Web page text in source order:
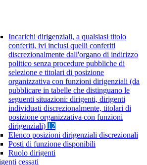
Incarichi dirigenziali, a qualsiasi titolo
conferiti, ivi inclusi quelli conferiti
discrezionalmente dall'organo di indirizzo
politico senza procedure pubbliche di
selezione e titolari di posizione
organizzativa con funzioni dirigenziali (da
pubblicare in tabelle che distinguano le
seguenti situazioni: dirigenti, dirigenti
individuati discrezionalmente, titolari di
posizione organizzativa con funzioni
dirigenziali) 12
Elenco posizioni dirigenziali discrezionali
Posti di funzione disponibili
Ruolo dirigenti
cessati